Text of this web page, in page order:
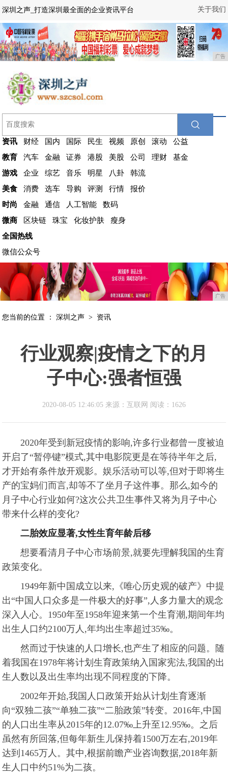
关于我们
深圳之声_打造深圳最全面的企业资讯平台
广告
资讯 财经 国内 国际 民生 视频 原创 滚动
公益
教育
汽车 金融 证券 港股 美股 公司 理财
基金
游戏
企业 综艺 音乐 明星 八卦
韩流
美食
消费 选车 导购 评测 行情
报价
时尚
金融 通信 人工智能
数码
微商
区块链 珠宝 化妆护肤
瘦身
全国热线
微信公众号
广告
您当前的位置 ：深圳之声 > 资讯
行业观察|疫情之下的月
子中心:强者恒强
2020-08-05 12:46:05 来源：互联网 阅读：1626
2020年受到新冠疫情的影响,许多行业都曾一度被迫
开启了“暂停键”模式,其中电影院更是在等待半年之后,
才开始有条件放开观影。娱乐活动可以等,但对于即将生
产的宝妈们而言,却等不了坐月子这件事。那么,如今的
月子中心行业如何?这次公共卫生事件又将为月子中心
带来什么样的变化?
二胎效应显著,女性生育年龄后移
想要看清月子中心市场前景,就要先理解我国的生育
政策变化。
1949年新中国成立以来,《唯心历史观的破产》中提
出“中国人口众多是一件极大的好事”,人多力量大的观念
深入人心。1950年至1958年迎来第一个生育潮,期间年均
出生人口约2100万人,年均出生率超过35‰。
然而过于快速的人口增长,也产生了相应的问题。随
着我国在1978年将计划生育政策纳入国家宪法,我国的出
生人数以及出生率均出现不同程度的下降。
2002年开始,我国人口政策开始从计划生育逐渐
向“双独二孩”“单独二孩”“二胎政策”转变。2016年,中国
的人口出生率从2015年的12.07‰上升至12.95‰。之后
虽然有所回落,但每年新生儿保持着1500万左右,2019年
达到1465万人。其中,根据前瞻产业咨询数据,2018年新
生人口中约51%为二孩。